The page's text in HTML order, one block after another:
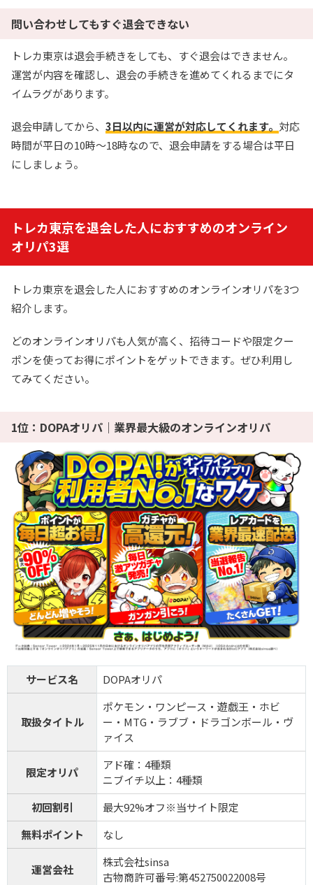
TORAオリパ公式サイトを見る
問い合わせしてもすぐ退会できない
トレカ東京は退会手続きをしても、すぐ退会はできません。
運営が内容を確認し、退会の手続きを進めてくれるまでにタ
イムラグがあります。
退会申請してから、 3日以内に運営が対応してくれます。 対応
時間が平日の10時～18時なので、退会申請をする場合は平日
にしましょう。
トレカ東京を退会した人におすすめのオンライン
オリパ3選
トレカ東京を退会した人におすすめのオンラインオリパを3つ
紹介します。
どのオンラインオリパも人気が高く、招待コードや限定クー
ポンを使ってお得にポイントをゲットできます。ぜひ利用し
てみてください。
1位：DOPAオリパ｜業界最大級のオンラインオリパ
サービス名 DOPAオリパ
取扱タイトル
ポケモン・ワンピース・遊戯王・ホビ
ー・MTG・ラブブ・ドラゴンボール・ヴ
ァイス
限定オリパ
アド確：4種類
ニブイチ以上：4種類
初回割引
最大92%オフ※当サイト限定
無料ポイント
なし
運営会社
株式会社sinsa
古物商許可番号:第452750022008号